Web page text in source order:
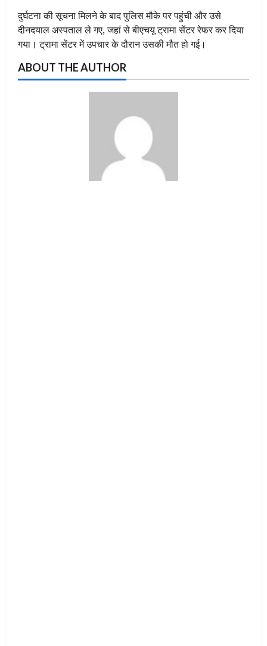
दुर्घटना की सूचना मिलने के बाद पुलिस मौके पर पहुंची और उसे
दीनदयाल अस्पताल ले गए, जहां से बीएचयू ट्रामा सेंटर रेफर कर दिया
गया। ट्रामा सेंटर में उपचार के दौरान उसकी मौत हो गई।
ABOUT THE AUTHOR